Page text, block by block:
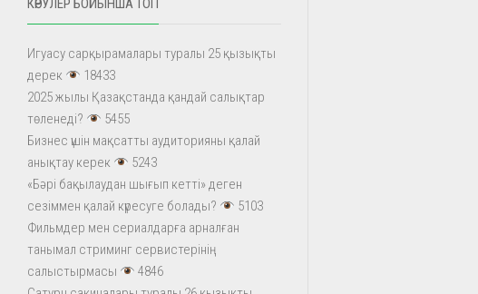
КӨРУЛЕР БОЙЫНША ТОП
Игуасу сарқырамалары туралы 25 қызықты
дерек
18433
2025 жылы Қазақстанда қандай салықтар
төленеді?
5455
Бизнес үшін мақсатты аудиторияны қалай
анықтау керек
5243
«Бәрі бақылаудан шығып кетті» деген
сезіммен қалай күресуге болады?
5103
Фильмдер мен сериалдарға арналған
танымал стриминг сервистерінің
салыстырмасы
4846